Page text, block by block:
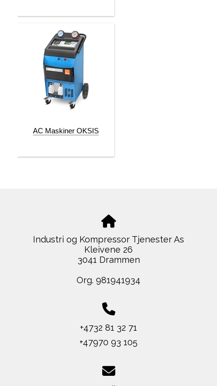
AC Maskiner OKSIS
Industri og Kompressor Tjenester As
Kleivene 26
3041 Drammen
Org. 981941934
+4732 81 32 71
+47970 93 105